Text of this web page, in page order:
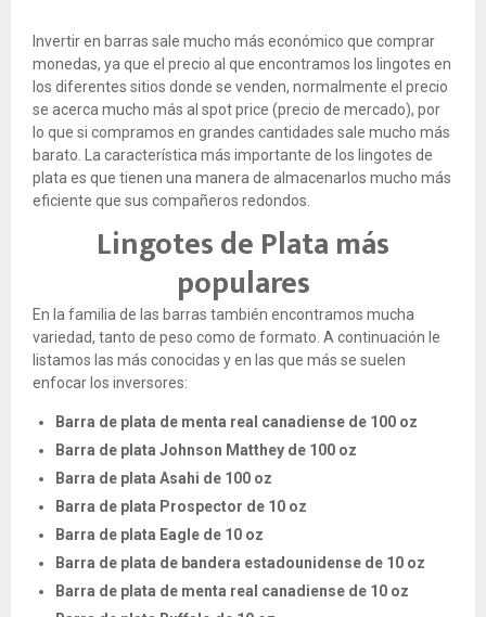
Invertir en barras sale mucho más económico que comprar
monedas, ya que el precio al que encontramos los lingotes en
los diferentes sitios donde se venden, normalmente el precio
se acerca mucho más al spot price (precio de mercado), por
lo que si compramos en grandes cantidades sale mucho más
barato. La característica más importante de los lingotes de
plata es que tienen una manera de almacenarlos mucho más
eficiente que sus compañeros redondos.
Lingotes de Plata más
populares
En la familia de las barras también encontramos mucha
variedad, tanto de peso como de formato. A continuación le
listamos las más conocidas y en las que más se suelen
enfocar los inversores:
Barra de plata de menta real canadiense de 100 oz
Barra de plata Johnson Matthey de 100 oz
Barra de plata Asahi de 100 oz
Barra de plata Prospector de 10 oz
Barra de plata Eagle de 10 oz
Barra de plata de bandera estadounidense de 10 oz
Barra de plata de menta real canadiense de 10 oz